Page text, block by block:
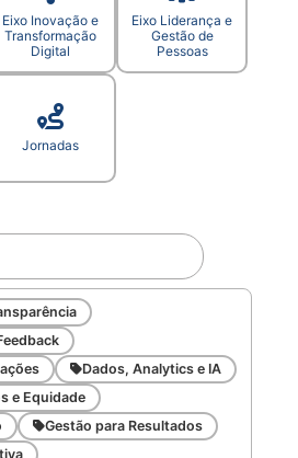
Eixo Inovação e
Transformação
Digital
Eixo Liderança e
Gestão de
Pessoas
Jornadas
Dados, Analytics e IA
e Equidade
Gestão para Resultados